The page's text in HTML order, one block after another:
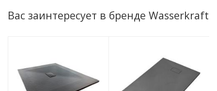
Вас заинтересует в бренде Wasserkraft